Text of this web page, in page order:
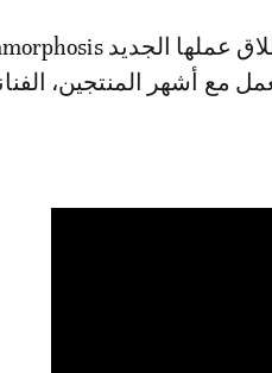
مع أشهر المنتجين،